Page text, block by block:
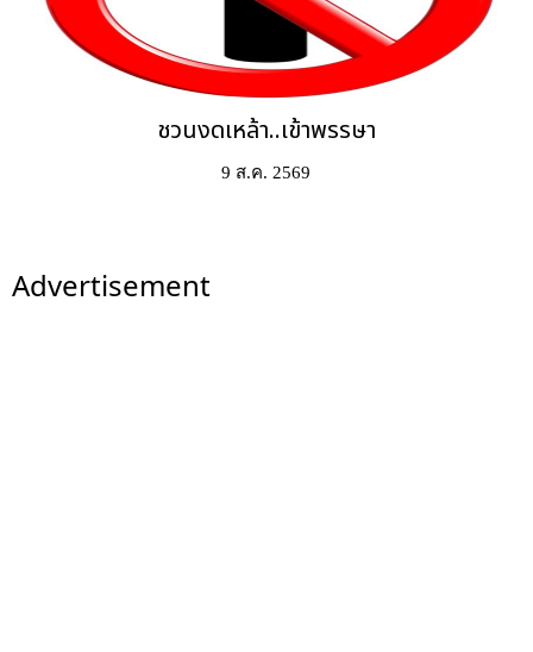
ชวนงดเหล้า..เข้าพรรษา
9 ส.ค. 2569
Advertisement